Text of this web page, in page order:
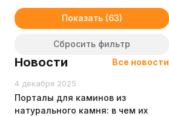
Показать
Сбросить фильтр
Новости Все новости
4 декабря 2025
Порталы для каминов из
натурального камня: в чем их